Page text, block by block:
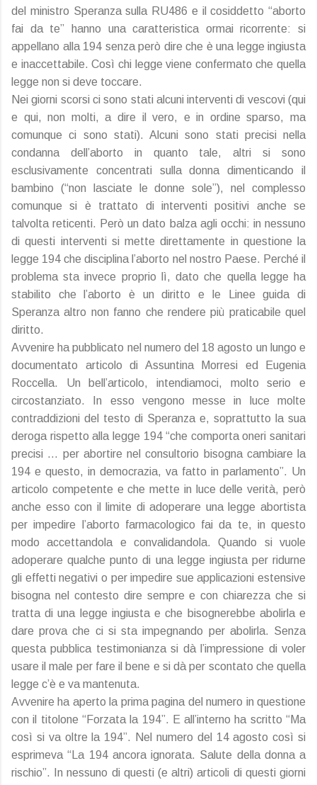
del ministro Speranza sulla RU486 e il cosiddetto “aborto
fai da te” hanno una caratteristica ormai ricorrente: si
appellano alla 194 senza però dire che è una legge ingiusta
e inaccettabile. Così chi legge viene confermato che quella
legge non si deve toccare.
Nei giorni scorsi ci sono stati alcuni interventi di vescovi (qui
e qui, non molti, a dire il vero, e in ordine sparso, ma
comunque ci sono stati). Alcuni sono stati precisi nella
condanna dell’aborto in quanto tale, altri si sono
esclusivamente concentrati sulla donna dimenticando il
bambino (“non lasciate le donne sole”), nel complesso
comunque si è trattato di interventi positivi anche se
talvolta reticenti. Però un dato balza agli occhi: in nessuno
di questi interventi si mette direttamente in questione la
legge 194 che disciplina l’aborto nel nostro Paese. Perché il
problema sta invece proprio lì, dato che quella legge ha
stabilito che l’aborto è un diritto e le Linee guida di
Speranza altro non fanno che rendere più praticabile quel
diritto.
Avvenire ha pubblicato nel numero del 18 agosto un lungo e
documentato articolo di Assuntina Morresi ed Eugenia
Roccella. Un bell’articolo, intendiamoci, molto serio e
circostanziato. In esso vengono messe in luce molte
contraddizioni del testo di Speranza e, soprattutto la sua
deroga rispetto alla legge 194 “che comporta oneri sanitari
precisi … per abortire nel consultorio bisogna cambiare la
194 e questo, in democrazia, va fatto in parlamento”. Un
articolo competente e che mette in luce delle verità, però
anche esso con il limite di adoperare una legge abortista
per impedire l’aborto farmacologico fai da te, in questo
modo accettandola e convalidandola. Quando si vuole
adoperare qualche punto di una legge ingiusta per ridurne
gli effetti negativi o per impedire sue applicazioni estensive
bisogna nel contesto dire sempre e con chiarezza che si
tratta di una legge ingiusta e che bisognerebbe abolirla e
dare prova che ci si sta impegnando per abolirla. Senza
questa pubblica testimonianza si dà l’impressione di voler
usare il male per fare il bene e si dà per scontato che quella
legge c’è e va mantenuta.
Avvenire ha aperto la prima pagina del numero in questione
con il titolone “Forzata la 194”. E all’interno ha scritto “Ma
così si va oltre la 194”. Nel numero del 14 agosto così si
esprimeva “La 194 ancora ignorata. Salute della donna a
rischio”. In nessuno di questi (e altri) articoli di questi giorni